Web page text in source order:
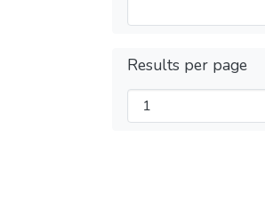
Results per page